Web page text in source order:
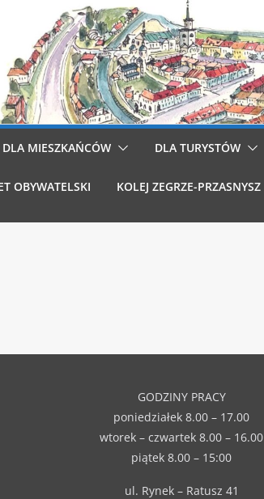
DLA MIESZKAŃCÓW DLA TURYSTÓW
OBYWATELSKI KOLEJ ZEGRZE-PRZASNYSZ
GODZINY PRACY
poniedziałek 8.00 – 17.00
wtorek – czwartek 8.00 – 16.00
piątek 8.00 – 15:00
ul. Rynek – Ratusz 41